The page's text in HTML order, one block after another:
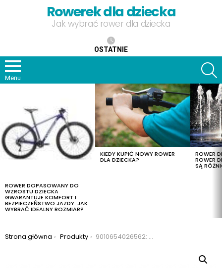
Rowerek dla dziecka
Jak wybrać rower dla dziecka
OSTATNIE
Menu
ROWER DOPASOWANY DO
WZROSTU DZIECKA
GWARANTUJE KOMFORT I
BEZPIECZEŃSTWO JAZDY. JAK
WYBRAĆ IDEALNY ROZMIAR?
KIEDY KUPIĆ NOWY ROWER
DLA DZIECKA?
ROWER
ROWER
SĄ
Jesteś tutaj:
Strona główna Produkty 9010654026562: rękawiczki husqvarna pathfinder lf gloves, rozmiar m